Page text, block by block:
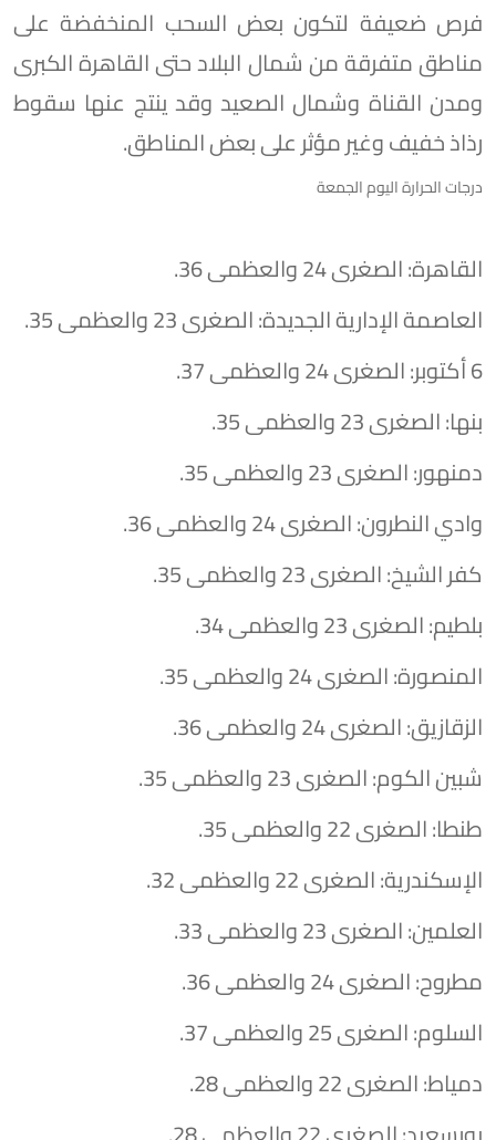
فرص ضعيفة لتكون بعض السحب المنخفضة على
مناطق متفرقة من شمال البلاد حتى القاهرة الكبرى
ومدن القناة وشمال الصعيد وقد ينتج عنها سقوط
رذاذ خفيف وغير مؤثر على بعض المناطق.
درجات الحرارة اليوم الجمعة
القاهرة: الصغرى 24 والعظمى 36.
العاصمة الإدارية الجديدة: الصغرى 23 والعظمى 35.
6 أكتوبر: الصغرى 24 والعظمى 37.
بنها: الصغرى 23 والعظمى 35.
دمنهور: الصغرى 23 والعظمى 35.
وادي النطرون: الصغرى 24 والعظمى 36.
كفر الشيخ: الصغرى 23 والعظمى 35.
بلطيم: الصغرى 23 والعظمى 34.
المنصورة: الصغرى 24 والعظمى 35.
الزقازيق: الصغرى 24 والعظمى 36.
شبين الكوم: الصغرى 23 والعظمى 35.
طنطا: الصغرى 22 والعظمى 35.
الإسكندرية: الصغرى 22 والعظمى 32.
العلمين: الصغرى 23 والعظمى 33.
مطروح: الصغرى 24 والعظمى 36.
السلوم: الصغرى 25 والعظمى 37.
دمياط: الصغرى 22 والعظمى 28.